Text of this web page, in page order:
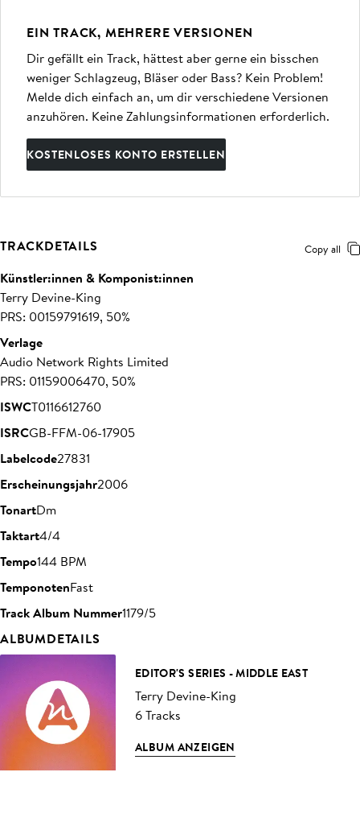
EIN TRACK, MEHRERE VERSIONEN
Dir gefällt ein Track, hättest aber gerne ein bisschen
weniger Schlagzeug, Bläser oder Bass? Kein Problem!
Melde dich einfach an, um dir verschiedene Versionen
anzuhören. Keine Zahlungsinformationen erforderlich.
KOSTENLOSES KONTO ERSTELLEN
TRACKDETAILS Copy all
Künstler:innen & Komponist:innen
Terry Devine-King
PRS: 00159791619, 50%
Verlage
Audio Network Rights Limited
PRS: 01159006470, 50%
ISWCT0116612760
ISRCGB-FFM-06-17905
Labelcode27831
Erscheinungsjahr2006
TonartDm
Taktart4/4
Tempo144 BPM
TemponotenFast
Track Album Nummer1179/5
ALBUMDETAILS
EDITOR'S SERIES - MIDDLE EAST
Terry Devine-King
6 Tracks
ALBUM ANZEIGEN